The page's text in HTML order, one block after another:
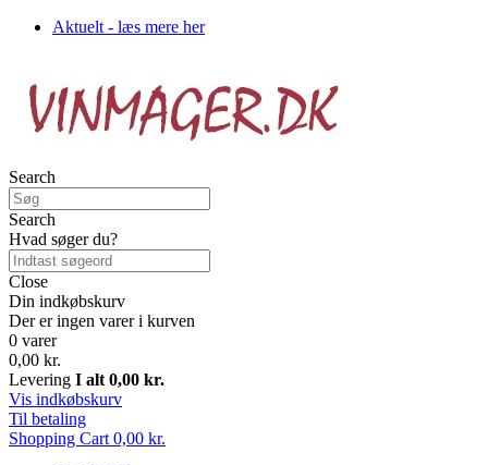
Aktuelt - læs mere her
Search
Search
Hvad søger du?
Close
Din indkøbskurv
Der er ingen varer i kurven
0 varer
0,00 kr.
Levering I alt 0,00 kr.
Vis indkøbskurv
Til betaling
Shopping Cart 0,00 kr.